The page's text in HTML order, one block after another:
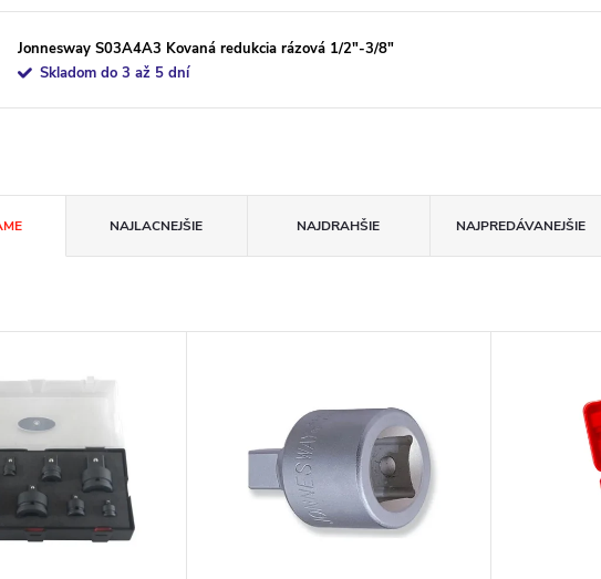
Jonnesway S03A4A3 Kovaná redukcia rázová 1/2"-3/8"
Skladom do 3 až 5 dní
NAJLACNEJŠIE NAJDRAHŠIE NAJPREDÁVANEJŠIE